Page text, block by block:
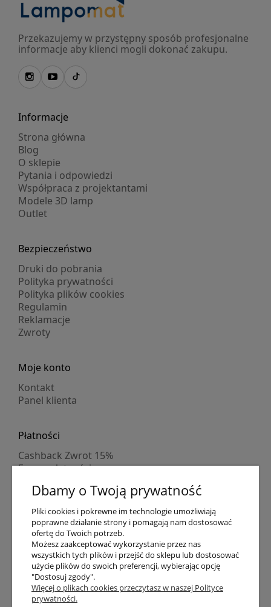
Przekazujemy w przystępny sposób profesjonalne
informacje aby klienci mogli dokonać zakupu.
Informacje
Strona główna
Blog
O sklepie
Pytania i odpowiedzi
Współpraca z projektantami
Modele 3D lamp
Outlet
Bezpieczeństwo
Druki do pobrania
Polityka prywatności
Polityka plików cookies
Regulamin
Reklamacje
Zwroty
Moje konto
Kontakt
Panel klienta
Płatności
Cashback Zwrot 15%
Formy płatności
Numer konta
PayPo kupujesz, nie płacisz
Progi rabatowe
Promocje
Dostawa
Czas wysyłki
Dostawa
Dbamy o Twoją prywatność
Pliki cookies i pokrewne im technologie umożliwiają
poprawne działanie strony i pomagają nam dostosować
ofertę do Twoich potrzeb.
Możesz zaakceptować wykorzystanie przez nas
wszystkich tych plików i przejść do sklepu lub dostosować
użycie plików do swoich preferencji, wybierając opcję
"Dostosuj zgody".
Więcej o plikach cookies przeczytasz w naszej Polityce
prywatności.